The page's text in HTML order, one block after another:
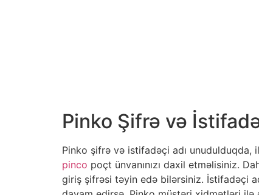
Pinko Şifrə və
Pinko şifrə və istifadəçi adı unudulduqda,
pinco poçt ünvanınızı daxil etməlisiniz.
giriş şifrəsi təyin edə bilərsiniz. İstifadəçi